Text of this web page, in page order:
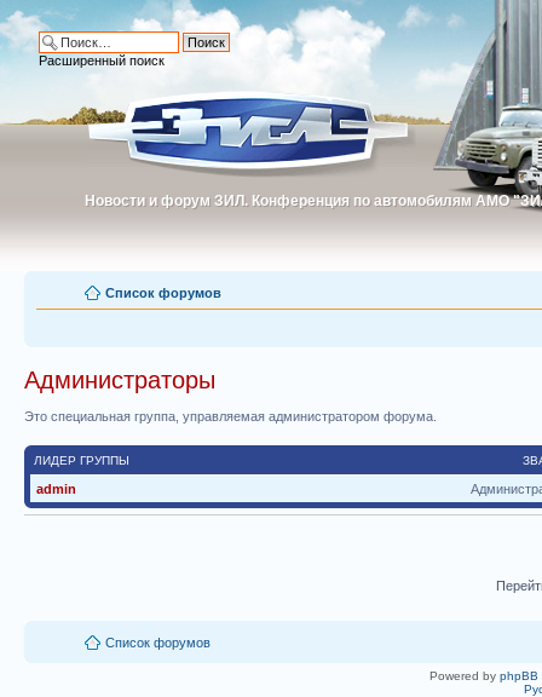
Новости и форум ЗИЛ. Конференция по автомобилям АМО
Новости и форум ЗИЛ. Конференция по автомобилям АМО
Расширенный поиск
Список форумов
Администраторы
Это специальная группа, управляемая администратором форума.
ЛИДЕР ГРУППЫ
admin
Список форумов
Powered by phpBB